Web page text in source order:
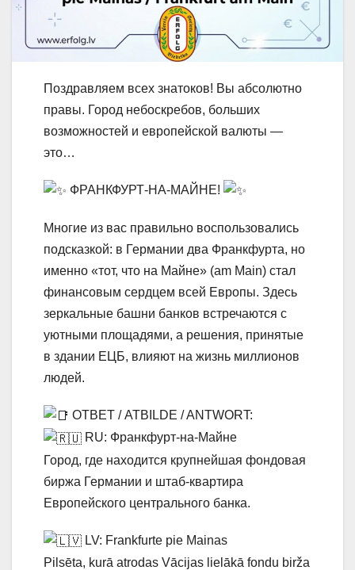
Поздравляем всех знатоков! Вы абсолютно
правы. Город небоскребов, больших
возможностей и европейской валюты —
это…
ФРАНКФУРТ-НА-МАЙНЕ!
Многие из вас правильно воспользовались
подсказкой: в Германии два Франкфурта, но
именно «тот, что на Майне» (am Main) стал
финансовым сердцем всей Европы. Здесь
зеркальные башни банков встречаются с
уютными площадями, а решения, принятые
в здании ЕЦБ, влияют на жизнь миллионов
людей.
ОТВЕТ / ATBILDE / ANTWORT:
RU: Франкфурт-на-Майне
Город, где находится крупнейшая фондовая
биржа Германии и штаб-квартира
Европейского центрального банка.
LV: Frankfurte pie Mainas
Pilsēta, kurā atrodas Vācijas lielākā fondu birža